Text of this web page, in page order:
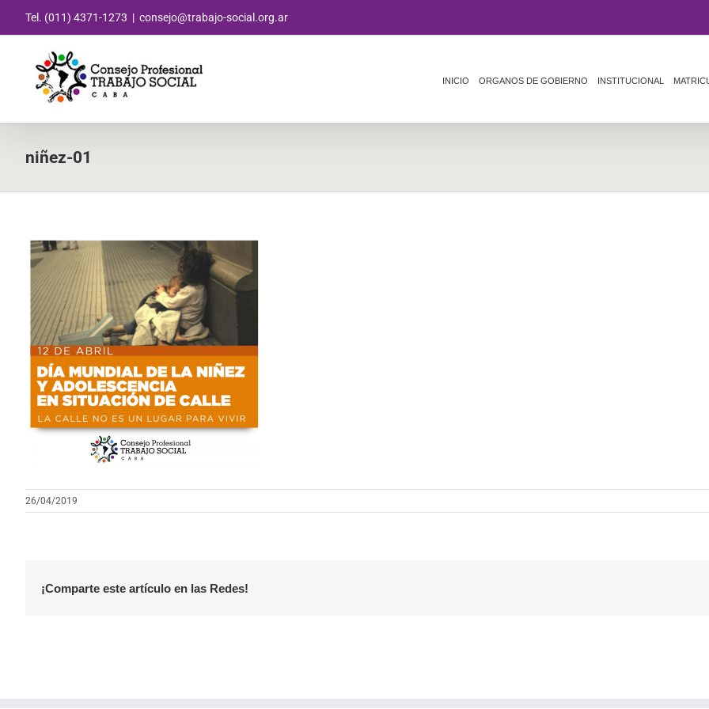
Tel. (011) 4371-1273 | consejo@trabajo-social.org.ar
INICIO ORGANOS DE GOBIERNO INSTITUCIONAL
niñez-01
26/04/2019
¡Comparte este artículo en las Redes!